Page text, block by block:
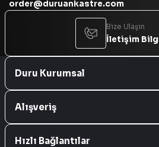
order@duruankastre.com
Bize Ulaşın
İletişim
Duru Kurumsal
Alışveriş
Hızlı Bağlantılar